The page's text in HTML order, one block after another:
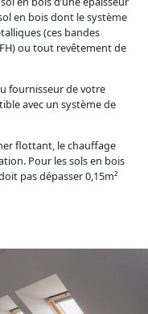
en bois dont le système
(ces bandes
ou tout revêtement de
fournisseur de votre
avec un système de
flottant, le chauffage
Pour les sols en bois
pas dépasser 0,15m²